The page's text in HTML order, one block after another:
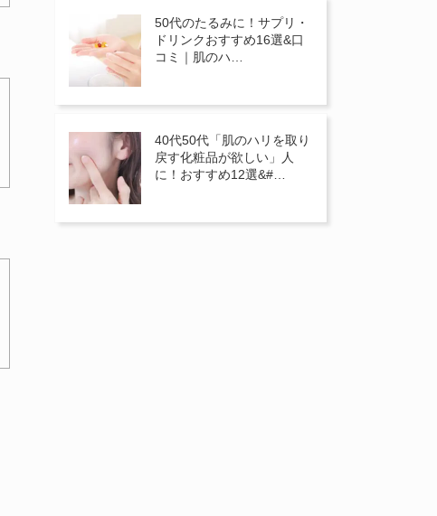
50代のたるみに！サプリ・
ドリンクおすすめ16選&口
コミ｜肌のハ…
40代50代「肌のハリを取り
戻す化粧品が欲しい」人
に！おすすめ12選&#…